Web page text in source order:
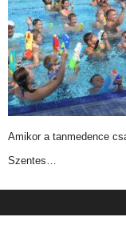
Amikor a tanmedence
Szentes…